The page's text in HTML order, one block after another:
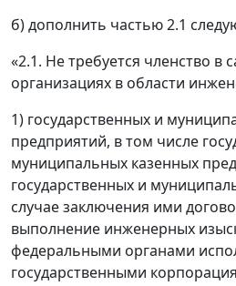
б) дополнить частью 2.1
«2.1. Не требуется членство в
организациях в области
1) государственных и
предприятий, в том числе
муниципальных казенных
государственных и
случае заключения ими
выполнение инженерных
федеральными органами
государственными